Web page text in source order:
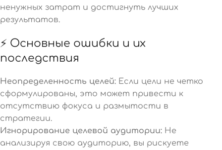
ненужных затрат и достигнуть лучших
результатов.
⚡ Основные ошибки и их
последствия
Неопределенность целей: Если цели не четко
сформулированы, это может привести к
отсутствию фокуса и размытости в
стратегии.
Игнорирование целевой аудитории: Не
анализируя свою аудиторию, вы рискуете